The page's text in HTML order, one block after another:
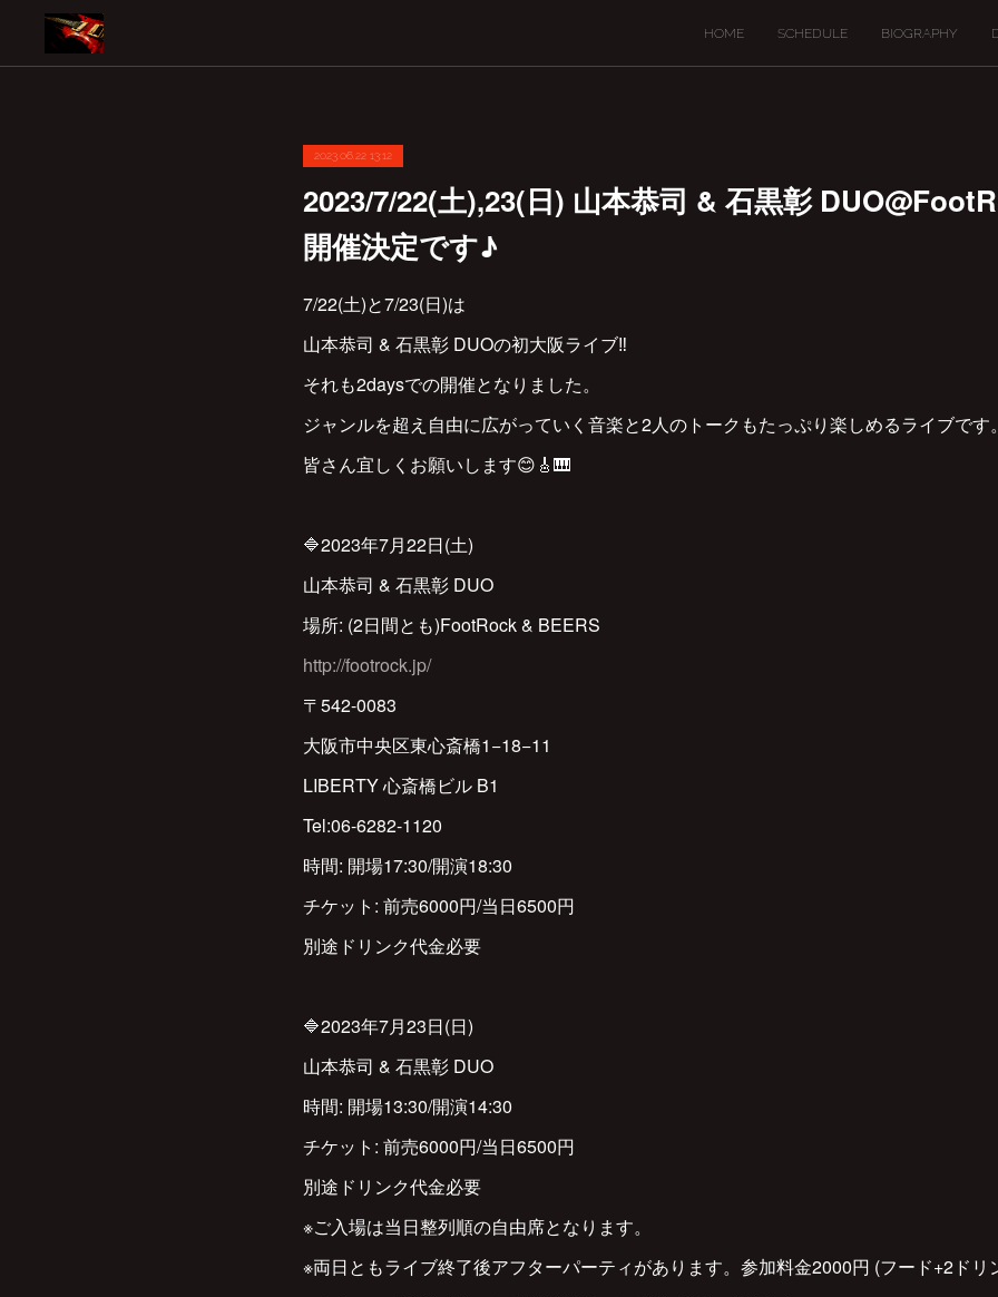
HOME SCHEDULE BIOGRAPHY
2023.06.22 13:12
2023/7/22(土),23(日) 山本恭司 & 石黒彰
開催決定です♪
7/22(土)と7/23(日)は
山本恭司 & 石黒彰 DUOの初大阪ライブ‼︎
それも2daysでの開催となりました。
ジャンルを超え自由に広がっていく音楽と2人のトークもたっぷり楽しめるライブです
皆さん宜しくお願いします😊🎸🎹
🔷2023年7月22日(土)
山本恭司 & 石黒彰 DUO
場所: (2日間とも)FootRock & BEERS
http://footrock.jp/
〒542-0083
大阪市中央区東心斎橋1−18−11
LIBERTY 心斎橋ビル B1
Tel:06-6282-1120
時間: 開場17:30/開演18:30
チケット: 前売6000円/当日6500円
別途ドリンク代金必要
🔷2023年7月23日(日)
山本恭司 & 石黒彰 DUO
時間: 開場13:30/開演14:30
チケット: 前売6000円/当日6500円
別途ドリンク代金必要
※ご入場は当日整列順の自由席となります。
※両日ともライブ終了後アフターパーティがあります。参加料金2000円 (フード+2ドリ